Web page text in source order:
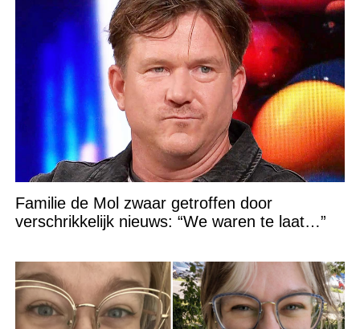
Familie de Mol zwaar getroffen door
verschrikkelijk nieuws: “We waren te laat…”